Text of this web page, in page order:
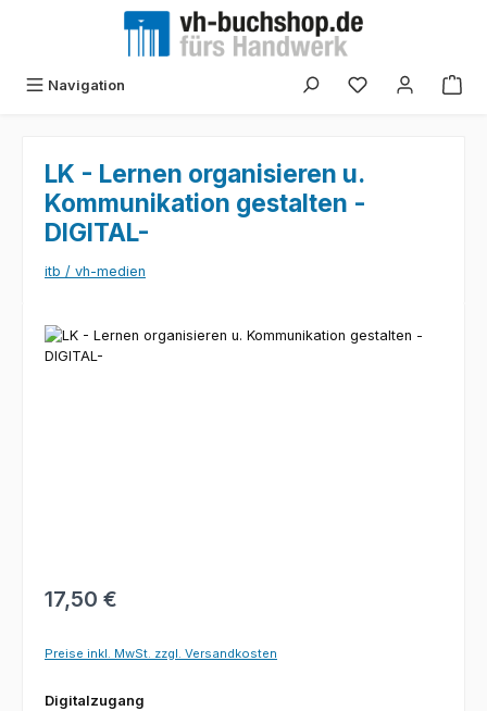
Zum Hauptinhalt springen
Navigation
LK - Lernen organisieren u.
Kommunikation gestalten -
DIGITAL-
itb / vh-medien
Bildergalerie überspringen
17,50 €
Preise inkl. MwSt. zzgl. Versandkosten
Digitalzugang